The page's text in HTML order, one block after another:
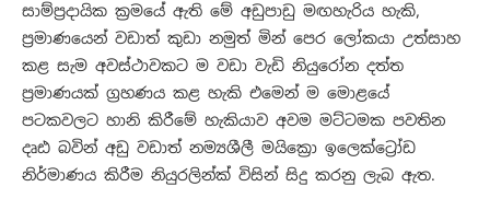
සාම්ප්‍රදායික ක්‍රමයේ ඇති මේ අඩුපාඩු මඟහැරිය හැකි,
ප්‍රමාණයෙන් වඩාත් කුඩා නමුත් මින් පෙර ලෝකයා උත්සාහ
කළ සැම අවස්ථාවකට ම වඩා වැඩි නියුරෝන දත්ත
ප්‍රමාණයක් ග්‍රහණය කළ හැකි එමෙන් ම මොළයේ
පටකවලට හානි කිරීමේ හැකියාව අවම මට්ටමක පවතින
දෘඪ බවින් අඩු වඩාත් නම්‍යශීලී මයික්‍රො ඉලෙක්ට්‍රෝඩ
නිර්මාණය කිරීම නියුරලින්ක් විසින් සිදු කරනු ලැබ ඇත.